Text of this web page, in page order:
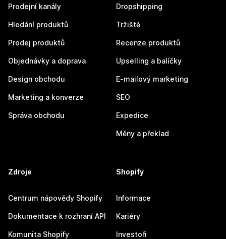
Prodejní kanály
Hledání produktů
Prodej produktů
Objednávky a doprava
Design obchodu
Marketing a konverze
Správa obchodu
Dropshipping
Tržiště
Recenze produktů
Upselling a balíčky
E-mailový marketing
SEO
Expedice
Měny a překlad
Zdroje
Centrum nápovědy Shopify
Dokumentace k rozhraní API
Komunita Shopify
Shopify
Informace
Kariéry
Investoři